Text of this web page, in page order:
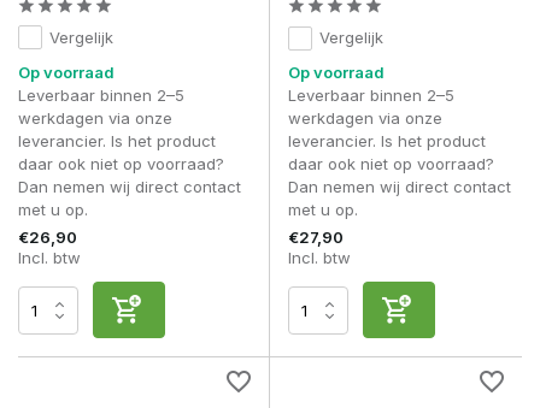
Vergelijk
Op voorraad
Leverbaar binnen 2–5
werkdagen via onze
leverancier. Is het product
daar ook niet op voorraad?
Dan nemen wij direct contact
met u op.
€26,90
Incl. btw
Vergelijk
Op voorraad
Leverbaar binnen 2–5
werkdagen via onze
leverancier. Is het product
daar ook niet op voorraad?
Dan nemen wij direct contact
met u op.
€27,90
Incl. btw